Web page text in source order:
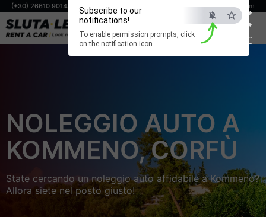
×
ESC
Subscribe to our
notifications!
To enable permission prompts, click
on the notification icon
(+30) 26610 90148 (+30) 698 806 0294 info@corfuslutaleta.com
PRENOTA ORA
NOLEGGIO AUTO A
KOMMENO, CORFÙ
State cercando un noleggio auto affidabile a Kommeno?
Allora siete nel posto giusto!